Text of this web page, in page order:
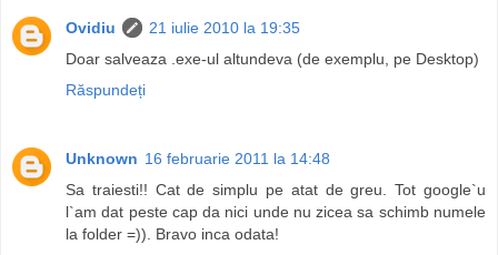
Ovidiu
21 iulie 2010 la 19:35
Doar salveaza .exe-ul altundeva (de exemplu, pe Desktop)
Răspundeți
Unknown 16 februarie 2011 la 14:48
Sa traiesti!! Cat de simplu pe atat de greu. Tot google`u
l`am dat peste cap da nici unde nu zicea sa schimb numele
la folder =)). Bravo inca odata!